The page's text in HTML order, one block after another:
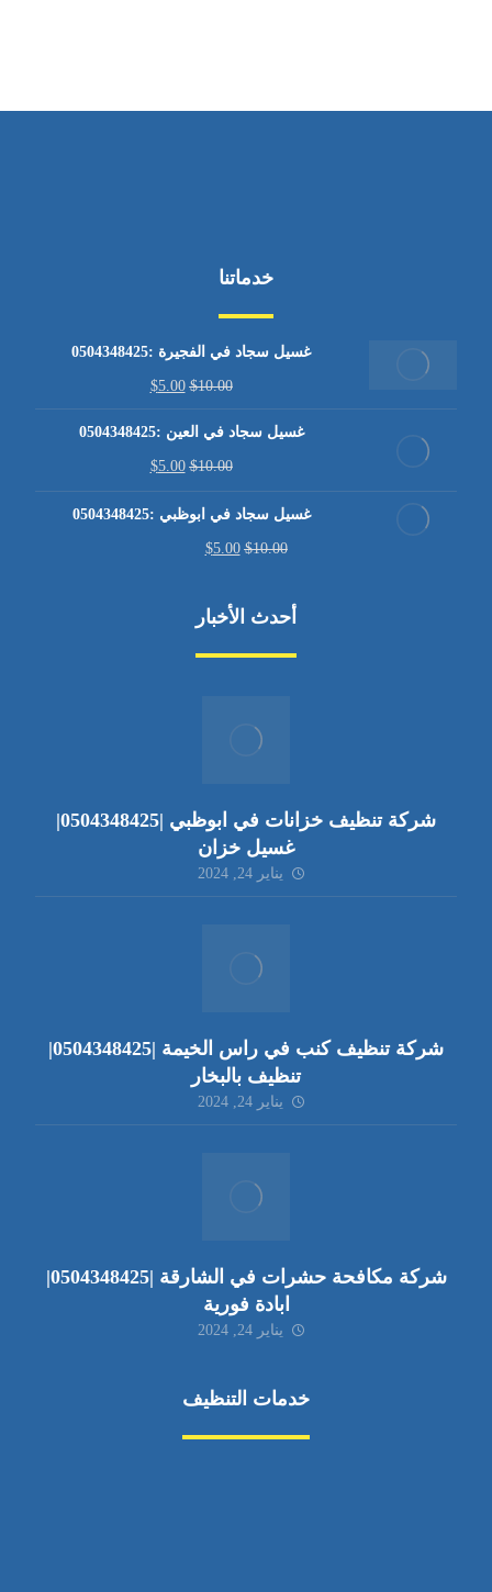
خدماتنا
غسيل سجاد في الفجيرة :0504348425
$10.00
$5.00
غسيل سجاد في العين :0504348425
$10.00
$5.00
غسيل سجاد في ابوظبي :0504348425
$10.00
$5.00
أحدث الأخبار
شركة تنظيف خزانات في ابوظبي |0504348425|
غسيل خزان
يناير 24, 2024
شركة تنظيف كنب في راس الخيمة |0504348425|
تنظيف بالبخار
يناير 24, 2024
شركة مكافحة حشرات في الشارقة |0504348425|
ابادة فورية
يناير 24, 2024
خدمات التنظيف